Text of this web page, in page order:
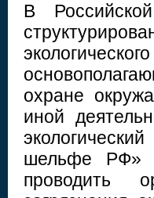
В
охране
иной
шельфе РФ»
проводить